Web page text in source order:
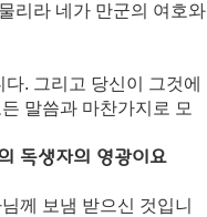
리라 네가 만군의 여호와
. 그리고 당신이 그것에
말씀과 마찬가지로 모
독생자의 영광이요
께 보냄 받으신 것입니